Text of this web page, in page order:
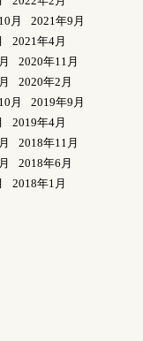
月
2021年9月
2021年4月
2020年11月
2020年2月
月
2019年9月
2019年4月
2018年11月
2018年6月
2018年1月